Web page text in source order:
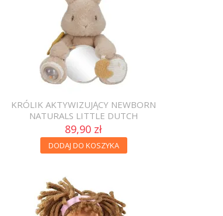
KRÓLIK AKTYWIZUJĄCY NEWBORN
NATURALS LITTLE DUTCH
89,90 zł
DODAJ DO KOSZYKA